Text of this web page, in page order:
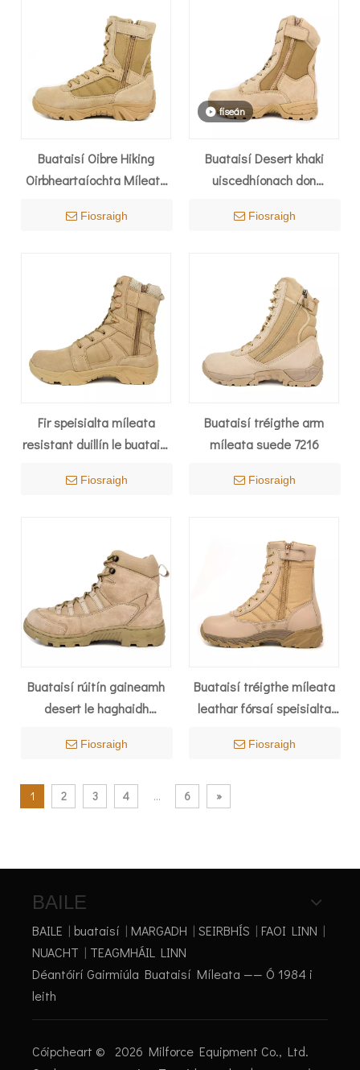
Buataisí Oibre Hiking
Oirbheartaíochta Míleata
Uiscedhíonach Buataisí
Fiosraigh
físeán
Buataisí Desert khaki
uiscedhíonach don
Fiosraigh
Fir speisialta míleata
resistant duillín le buataisí
Fiosraigh
Buataisí tréigthe arm
míleata suede 7216
Fiosraigh
Buataisí rúitín gaineamh
desert le haghaidh
Fiosraigh
Buataisí tréigthe míleata
leathar fórsaí speisialta
Fiosraigh
1 2 3 4 ... 6 »
' +'
' +'
' +'
' +'
' +'
BAILE
BAILE | buataisí | MARGADH | SEIRBHÍS | FAOI LINN |
NUACHT | TEAGMHÁIL LINN
Déantóirí Gairmiúla Buataisí Míleata —— Ó 1984 i
leith
Cóipcheart © 2026 Milforce Equipment Co., Ltd.